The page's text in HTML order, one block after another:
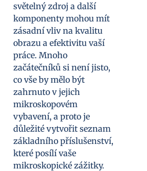
světelný zdroj a další
komponenty mohou mít
zásadní vliv na kvalitu
obrazu a efektivitu vaší
práce. Mnoho
začátečníků si není jisto,
co vše by mělo být
zahrnuto v jejich
mikroskopovém
vybavení, a proto je
důležité vytvořit seznam
základního příslušenství,
které posílí vaše
mikroskopické zážitky.